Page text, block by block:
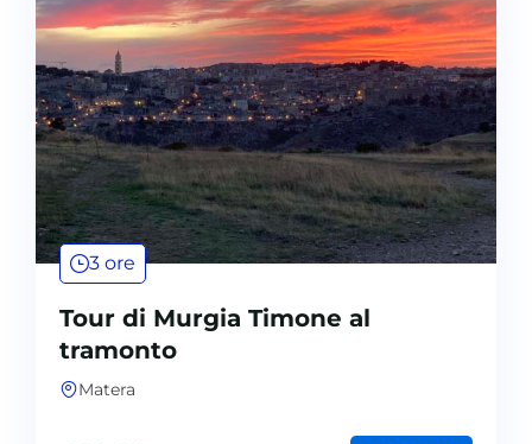
3 ore
Tour di Murgia Timone al
tramonto
Matera